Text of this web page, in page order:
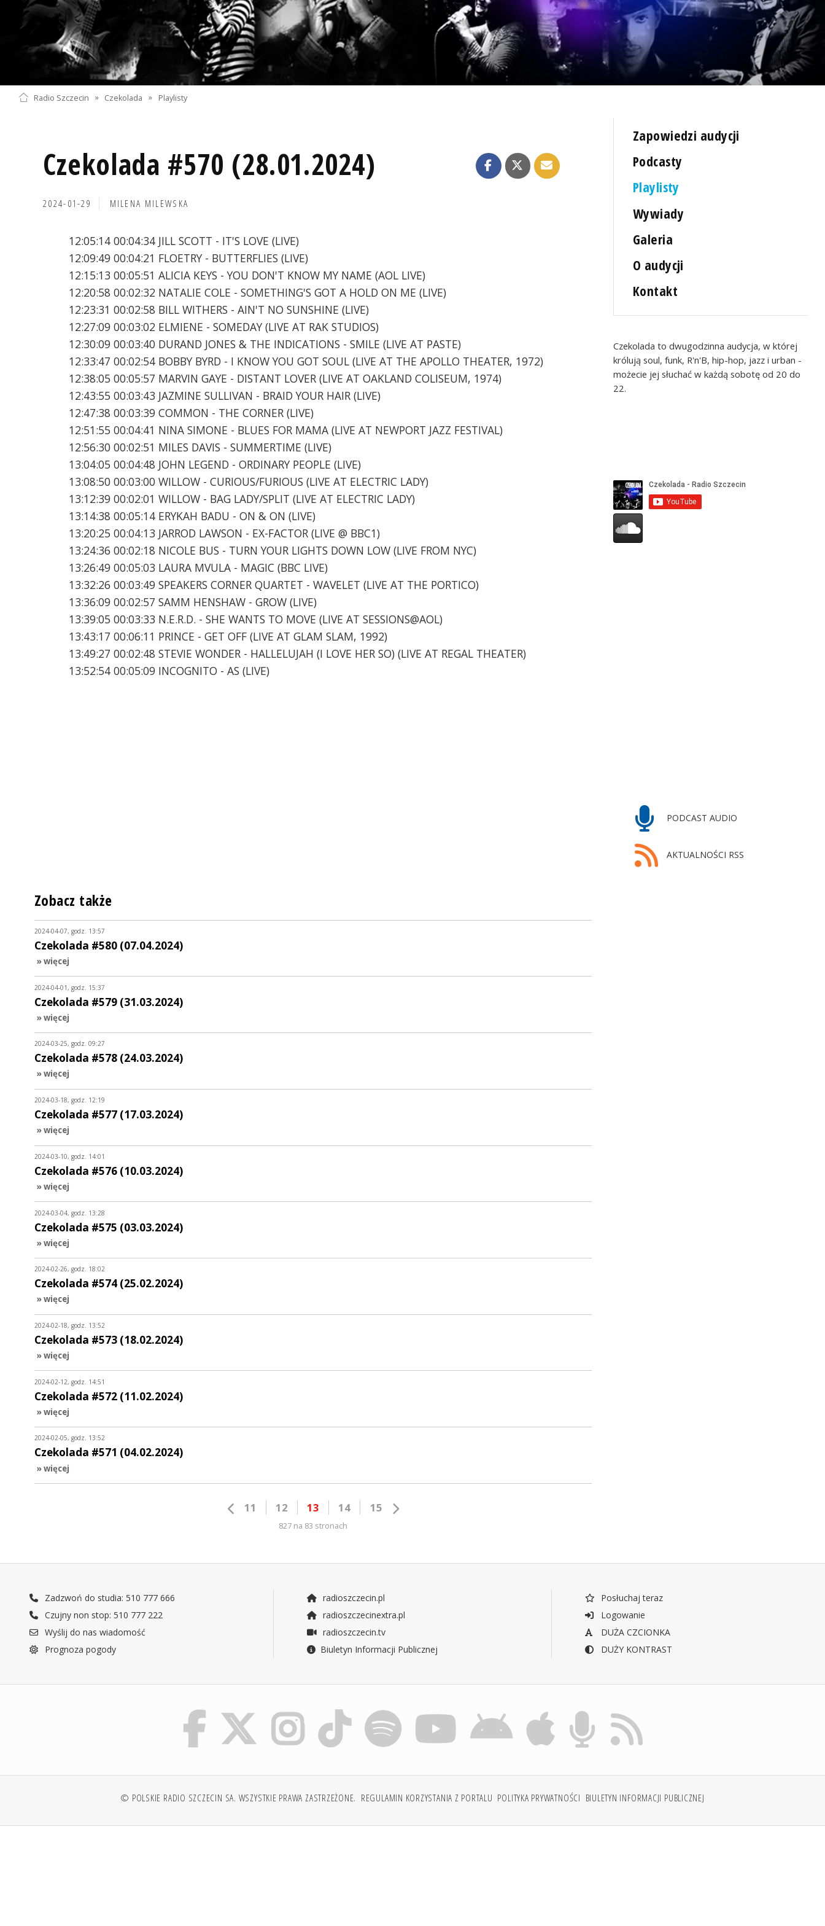
Radio Szczecin » Czekolada » Playlisty
Czekolada #570 (28.01.2024)
2024-01-29 MILENA MILEWSKA
12:05:14 00:04:34 JILL SCOTT - IT'S LOVE (LIVE)
12:09:49 00:04:21 FLOETRY - BUTTERFLIES (LIVE)
12:15:13 00:05:51 ALICIA KEYS - YOU DON'T KNOW MY NAME (AOL LIVE)
12:20:58 00:02:32 NATALIE COLE - SOMETHING'S GOT A HOLD ON ME (LIVE)
12:23:31 00:02:58 BILL WITHERS - AIN'T NO SUNSHINE (LIVE)
12:27:09 00:03:02 ELMIENE - SOMEDAY (LIVE AT RAK STUDIOS)
12:30:09 00:03:40 DURAND JONES & THE INDICATIONS - SMILE (LIVE AT PASTE)
12:33:47 00:02:54 BOBBY BYRD - I KNOW YOU GOT SOUL (LIVE AT THE APOLLO THEATER, 1972)
12:38:05 00:05:57 MARVIN GAYE - DISTANT LOVER (LIVE AT OAKLAND COLISEUM, 1974)
12:43:55 00:03:43 JAZMINE SULLIVAN - BRAID YOUR HAIR (LIVE)
12:47:38 00:03:39 COMMON - THE CORNER (LIVE)
12:51:55 00:04:41 NINA SIMONE - BLUES FOR MAMA (LIVE AT NEWPORT JAZZ FESTIVAL)
12:56:30 00:02:51 MILES DAVIS - SUMMERTIME (LIVE)
13:04:05 00:04:48 JOHN LEGEND - ORDINARY PEOPLE (LIVE)
13:08:50 00:03:00 WILLOW - CURIOUS/FURIOUS (LIVE AT ELECTRIC LADY)
13:12:39 00:02:01 WILLOW - BAG LADY/SPLIT (LIVE AT ELECTRIC LADY)
13:14:38 00:05:14 ERYKAH BADU - ON & ON (LIVE)
13:20:25 00:04:13 JARROD LAWSON - EX-FACTOR (LIVE @ BBC1)
13:24:36 00:02:18 NICOLE BUS - TURN YOUR LIGHTS DOWN LOW (LIVE FROM NYC)
13:26:49 00:05:03 LAURA MVULA - MAGIC (BBC LIVE)
13:32:26 00:03:49 SPEAKERS CORNER QUARTET - WAVELET (LIVE AT THE PORTICO)
13:36:09 00:02:57 SAMM HENSHAW - GROW (LIVE)
13:39:05 00:03:33 N.E.R.D. - SHE WANTS TO MOVE (LIVE AT SESSIONS@AOL)
13:43:17 00:06:11 PRINCE - GET OFF (LIVE AT GLAM SLAM, 1992)
13:49:27 00:02:48 STEVIE WONDER - HALLELUJAH (I LOVE HER SO) (LIVE AT REGAL THEATER)
13:52:54 00:05:09 INCOGNITO - AS (LIVE)
Zapowiedzi audycji
Podcasty
Playlisty
Wywiady
Galeria
O audycji
Kontakt
Czekolada to dwugodzinna audycja, w której
królują soul, funk, R'n'B, hip-hop, jazz i urban -
możecie jej słuchać w każdą sobotę od 20 do
22.
PODCAST AUDIO
AKTUALNOŚCI RSS
Zobacz także
2024-04-07, godz. 13:57
Czekolada #580 (07.04.2024)
» więcej
2024-04-01, godz. 15:37
Czekolada #579 (31.03.2024)
» więcej
2024-03-25, godz. 09:27
Czekolada #578 (24.03.2024)
» więcej
2024-03-18, godz. 12:19
Czekolada #577 (17.03.2024)
» więcej
2024-03-10, godz. 14:01
Czekolada #576 (10.03.2024)
» więcej
2024-03-04, godz. 13:28
Czekolada #575 (03.03.2024)
» więcej
2024-02-26, godz. 18:02
Czekolada #574 (25.02.2024)
» więcej
2024-02-18, godz. 13:52
Czekolada #573 (18.02.2024)
» więcej
2024-02-12, godz. 14:51
Czekolada #572 (11.02.2024)
» więcej
2024-02-05, godz. 13:52
Czekolada #571 (04.02.2024)
» więcej
11 12 13 14 15
827 na 83 stronach
Zadzwoń do studia: 510 777 666
Czujny non stop: 510 777 222
Wyślij do nas wiadomość
Prognoza pogody
radioszczecin.pl
radioszczecinextra.pl
radioszczecin.tv
Biuletyn Informacji Publicznej
Posłuchaj teraz
Logowanie
DUŻA CZCIONKA
DUŻY KONTRAST
© POLSKIE RADIO SZCZECIN SA. WSZYSTKIE PRAWA ZASTRZEŻONE. REGULAMIN KORZYSTANIA Z PORTALU POLITYKA PRYWATNOŚCI BIULETYN INFORMACJI PUBLICZNEJ